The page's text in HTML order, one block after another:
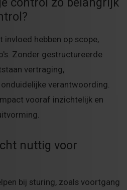
hebben op scope,
Zonder gestructureerde
vertraging,
verantwoording.
vooraf inzichtelijk en
nuttig voor
bij sturing, zoals voortgang